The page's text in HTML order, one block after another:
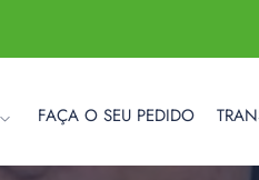
FAÇA O SEU PEDIDO